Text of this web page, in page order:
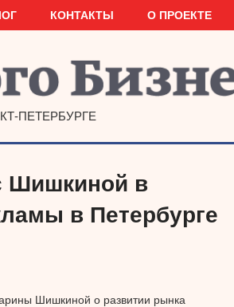
КОНТАКТЫ О ПРОЕКТЕ
ПЕТЕРБУРГЕ
Шишкиной в
в Петербурге
Шишкиной о развитии рынка